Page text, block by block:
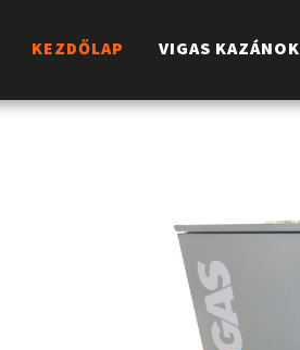
KEZDŐLAP VIGAS KAZÁNOK